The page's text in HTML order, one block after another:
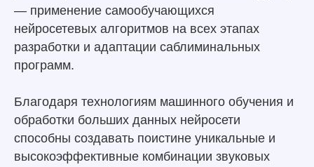
— применение самообучающихся
нейросетевых алгоритмов на всех этапах
разработки и адаптации саблиминальных
программ.
Благодаря технологиям машинного обучения и
обработки больших данных нейросети
способны создавать поистине уникальные и
высокоэффективные комбинации звуковых